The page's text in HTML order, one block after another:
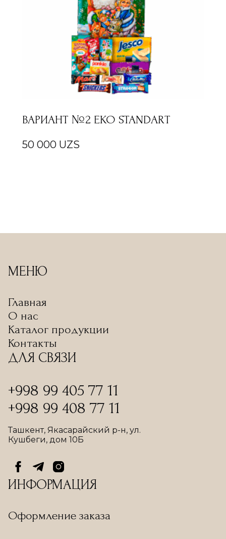
ВАРИАНТ №2 EKO STANDART
50 000 UZS
МЕНЮ
Главная
О нас
Каталог продукции
Контакты
ДЛЯ СВЯЗИ
+998 99 405 77 11
+998 99 408 77 11
Ташкент, Якасарайский р-н, ул.
Кушбеги, дом 10Б
ИНФОРМАЦИЯ
Оформление заказа